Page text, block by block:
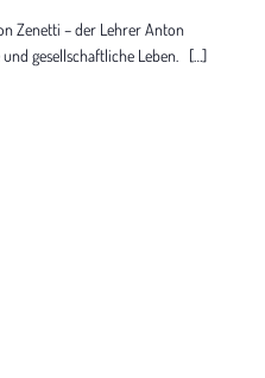
Zenetti – der Lehrer Anton
gesellschaftliche Leben. […]